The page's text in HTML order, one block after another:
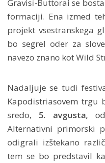
Gravisi-Buttorai se
formaciji. Ena izmed
projekt vsestranskega
bo segrel oder za
navezo znano kot Wild
Nadaljuje se tudi
Kapodistriasovem trgu
sredo, 5. avgusta,
Alternativni primorski
odigrali izštekano
tem se bo predstavil